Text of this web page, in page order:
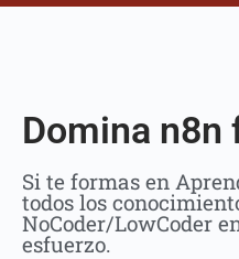
Domina
Si te formas en
todos los
NoCoder/LowCoder
esfuerzo.